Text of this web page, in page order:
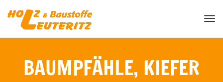
BAUMPFÄHLE, KIEFER